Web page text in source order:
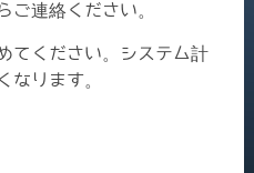
ご連絡ください。
てください。システム計
なります。